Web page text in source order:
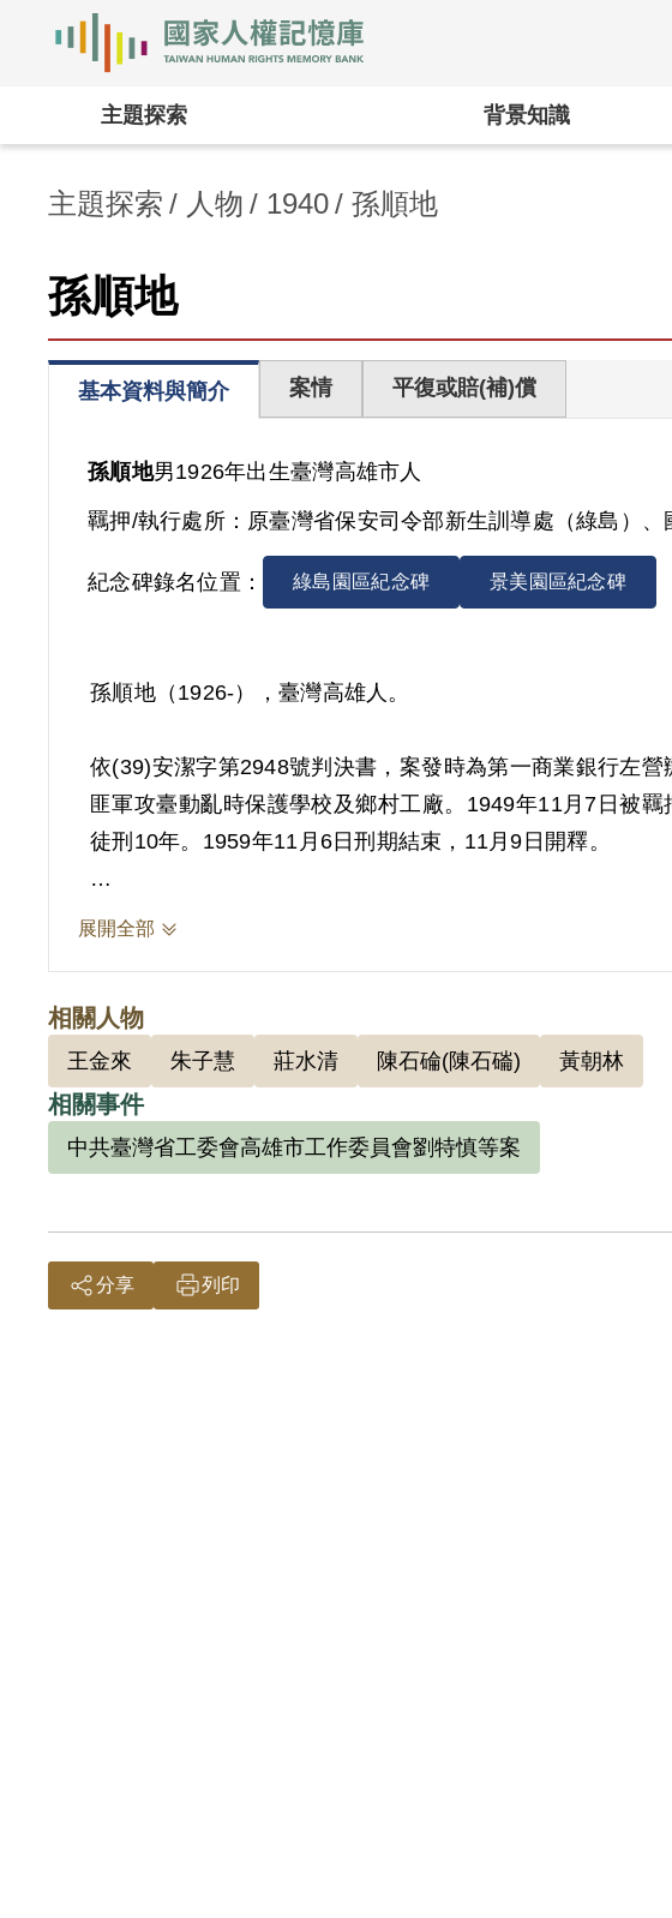
主題探索 背景知識
主題探索 人物 1940 孫順地
孫順地
基本資料與簡介 案情 平復或賠(補)償
孫順地男1926年出生臺灣高雄市人
羈押/執行處所： 原臺灣省保安司令部新生訓導處（綠島）、
紀念碑錄名位置： 綠島園區紀念碑 景美園區紀念碑
孫順地（1926-），臺灣高雄人。
依(39)安潔字第2948號判決書，案發時為第一商業銀行左
匪軍攻臺動亂時保護學校及鄉村工廠。1949年11月7日被
徒刑10年。1959年11月6日刑期結束，11月9日開釋。
其於1999年5月向補償基金會提出申請，2000年8月經第1
2018年10月經促轉會公告撤銷判決處分。
展開全部
相關人物
王金來 朱子慧 莊水清 陳石碖(陳石磮) 黃朝林
相關事件
中共臺灣省工委會高雄市工作委員會劉特慎等案
分享 列印